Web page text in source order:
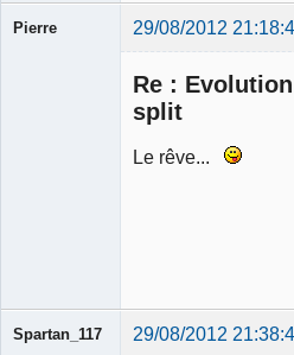
Pierre 29/08/2012
Re :
split
Le rêve...
Spartan_117 29/08/2012